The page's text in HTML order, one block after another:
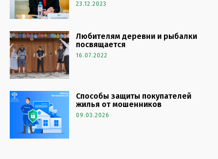
23.12.2023
Любителям деревни и рыбалки
посвящается
16.07.2022
Способы защиты покупателей
жилья от мошенников
09.03.2026